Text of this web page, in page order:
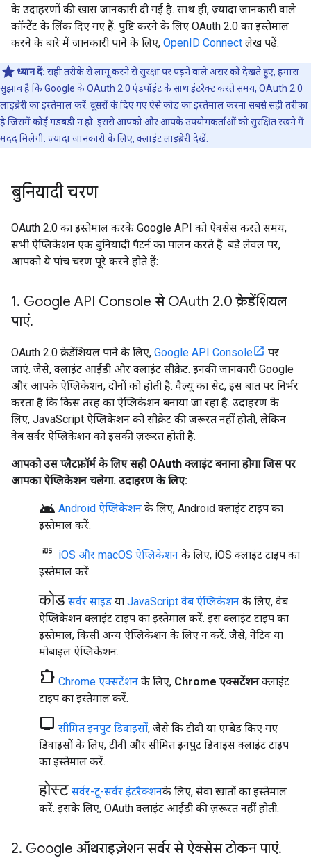
के उदाहरणों की खास जानकारी दी गई है. साथ ही, ज़्यादा जानकारी वाले
कॉन्टेंट के लिंक दिए गए हैं. पुष्टि करने के लिए OAuth 2.0 का इस्तेमाल
करने के बारे में जानकारी पाने के लिए, OpenID Connect लेख पढ़ें.
ध्यान दें: सही तरीके से लागू करने से सुरक्षा पर पड़ने वाले असर को देखते हुए, हमारा
सुझाव है कि Google के OAuth 2.0 एंडपॉइंट के साथ इंटरैक्ट करते समय, OAuth 2.0
लाइब्रेरी का इस्तेमाल करें. दूसरों के दिए गए ऐसे कोड का इस्तेमाल करना सबसे सही तरीका
है जिसमें कोई गड़बड़ी न हो. इससे आपको और आपके उपयोगकर्ताओं को सुरक्षित रखने में
मदद मिलेगी. ज़्यादा जानकारी के लिए, क्लाइंट लाइब्रेरीदेखें.
बुनियादी चरण
OAuth 2.0 का इस्तेमाल करके Google API को ऐक्सेस करते समय,
सभी ऐप्लिकेशन एक बुनियादी पैटर्न का पालन करते हैं. बड़े लेवल पर,
आपको ये पांच चरण पूरे करने होते हैं:
1. Google API Console से OAuth 2.0 क्रेडेंशियल
पाएं.
OAuth 2.0 क्रेडेंशियल पाने के लिए, Google API Console
पर
जाएं. जैसे, क्लाइंट आईडी और क्लाइंट सीक्रेट. इनकी जानकारी Google
और आपके ऐप्लिकेशन, दोनों को होती है. वैल्यू का सेट, इस बात पर निर्भर
करता है कि किस तरह का ऐप्लिकेशन बनाया जा रहा है. उदाहरण के
लिए, JavaScript ऐप्लिकेशन को सीक्रेट की ज़रूरत नहीं होती, लेकिन
वेब सर्वर ऐप्लिकेशन को इसकी ज़रूरत होती है.
आपको उस प्लैटफ़ॉर्म के लिए सही OAuth क्लाइंट बनाना होगा जिस पर
आपका ऐप्लिकेशन चलेगा. उदाहरण के लिए:
android Android ऐप्लिकेशन के लिए, Android क्लाइंट टाइप का
इस्तेमाल करें.
iOS और macOS ऐप्लिकेशन के लिए, iOS क्लाइंट टाइप का
इस्तेमाल करें.
कोड सर्वर साइड या JavaScript वेब ऐप्लिकेशन के लिए, वेब
ऐप्लिकेशन क्लाइंट टाइप का इस्तेमाल करें. इस क्लाइंट टाइप का
इस्तेमाल, किसी अन्य ऐप्लिकेशन के लिए न करें. जैसे, नेटिव या
मोबाइल ऐप्लिकेशन.
chrome_extension Chrome एक्सटेंशन के लिए, Chrome एक्सटेंशनक्लाइंट
टाइप का इस्तेमाल करें.
tv सीमित इनपुट डिवाइसों, जैसे कि टीवी या एम्बेड किए गए
डिवाइसों के लिए, टीवी और सीमित इनपुट डिवाइस क्लाइंट टाइप
का इस्तेमाल करें.
होस्ट सर्वर-टू-सर्वर इंटरैक्शनके लिए, सेवा खातों का इस्तेमाल
करें. इसके लिए, OAuth क्लाइंट आईडी की ज़रूरत नहीं होती.
2. Google ऑथराइज़ेशन सर्वर से ऐक्सेस टोकन पाएं.